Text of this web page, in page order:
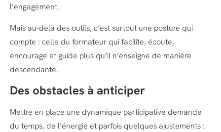
l’engagement.
Mais au-delà des outils, c’est surtout une posture qui
compte : celle du formateur qui facilite, écoute,
encourage et guide plus qu’il n’enseigne de manière
descendante.
Des obstacles à anticiper
Mettre en place une dynamique participative demande
du temps, de l’énergie et parfois quelques ajustements :